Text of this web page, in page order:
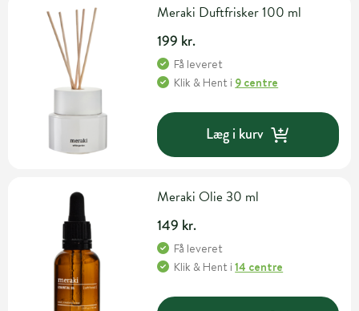
Meraki Duftfrisker 100 ml
199 kr.
Få leveret
Klik & Hent i 9 centre
Læg i kurv
Meraki Olie 30 ml
149 kr.
Få leveret
Klik & Hent i14 centre